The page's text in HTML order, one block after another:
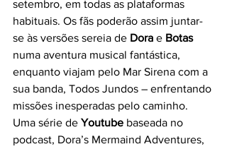
setembro, em todas as plataformas
habituais. Os fãs poderão assim juntar-
se às versões sereia de Dora e Botas
numa aventura musical fantástica,
enquanto viajam pelo Mar Sirena com a
sua banda, Todos Jundos – enfrentando
missões inesperadas pelo caminho.
Uma série de Youtube baseada no
podcast, Dora’s Mermaind Adventures,